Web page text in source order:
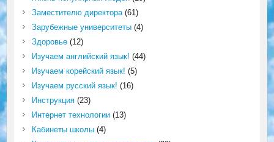
Заместителю директора(61)
Зарубежные университеты(4)
Здоровье(12)
Изучаем английский язык! (44)
Изучаем корейский язык! (5)
Изучаем русский язык! (16)
Инструкция(23)
Интернет технологии(13)
Кабинеты школы(4)